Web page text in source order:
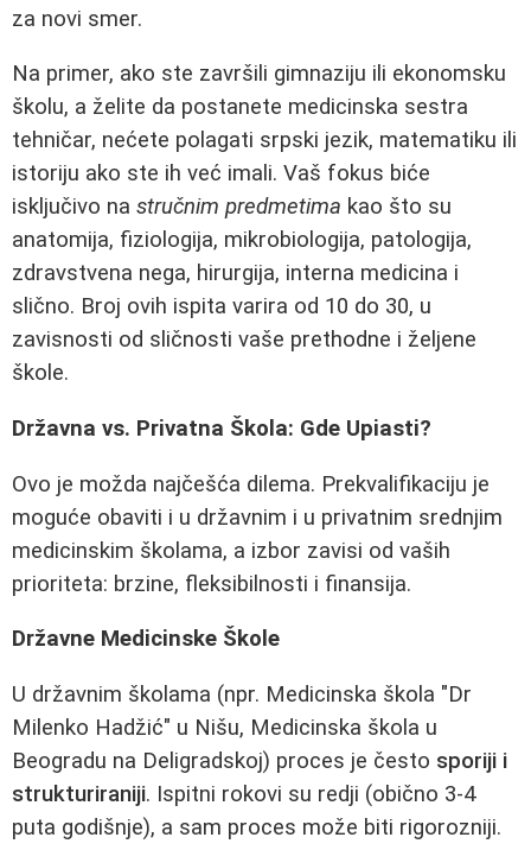
za novi smer.
Na primer, ako ste završili gimnaziju ili ekonomsku
školu, a želite da postanete medicinska sestra
tehničar, nećete polagati srpski jezik, matematiku ili
istoriju ako ste ih već imali. Vaš fokus biće
isključivo na stručnim predmetima kao što su
anatomija, fiziologija, mikrobiologija, patologija,
zdravstvena nega, hirurgija, interna medicina i
slično. Broj ovih ispita varira od 10 do 30, u
zavisnosti od sličnosti vaše prethodne i željene
škole.
Državna vs. Privatna Škola: Gde Upiasti?
Ovo je možda najčešća dilema. Prekvalifikaciju je
moguće obaviti i u državnim i u privatnim srednjim
medicinskim školama, a izbor zavisi od vaših
prioriteta: brzine, fleksibilnosti i finansija.
Državne Medicinske Škole
U državnim školama (npr. Medicinska škola "Dr
Milenko Hadžić" u Nišu, Medicinska škola u
Beogradu na Deligradskoj) proces je često sporiji i
strukturiraniji. Ispitni rokovi su redji (obično 3-4
puta godišnje), a sam proces može biti rigorozniji.